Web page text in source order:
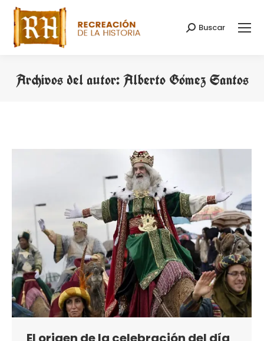
Buscar:
Buscar
Archivos del autor:Alberto Gómez Santos